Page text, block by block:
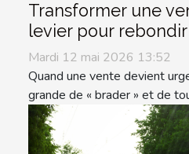
Transformer une
levier pour
Mardi 12 mai 2026 13:52
Quand une vente devient
grande de « brader » et de